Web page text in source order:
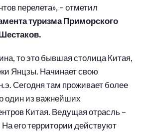
перелета», – отметил
туризма Приморского
то это бывшая столица Китая,
Янцзы. Начинает свою
Сегодня там проживает более
один из важнейших
Китая. Ведущая отрасль –
его территории действуют